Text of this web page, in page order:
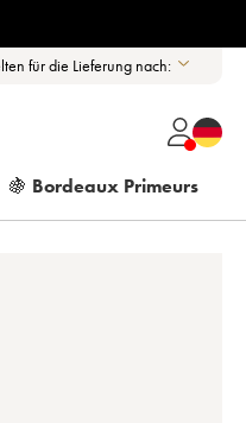
für die Lieferung nach:
🍇 Bordeaux Primeurs